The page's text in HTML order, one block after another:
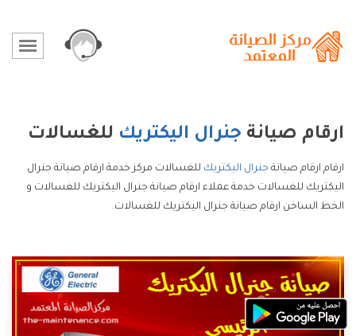
ارقام صيانة جنرال اليكتريك للغسالات
ارقام ارقام صيانة جنرال اليكتريك للغسالات مركز خدمة ارقام صيانة جنرال
اليكتريك للغسالات خدمة عملاء ارقام صيانة جنرال اليكتريك للغسالات و
الخط الساخن ارقام صيانة جنرال اليكتريك للغسالات.